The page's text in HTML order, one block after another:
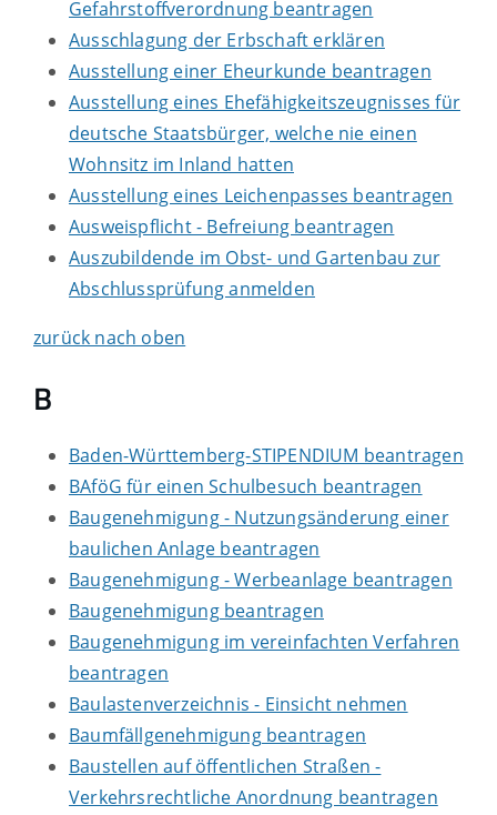
Gefahrstoffverordnung beantragen
Ausschlagung der Erbschaft erklären
Ausstellung einer Eheurkunde beantragen
Ausstellung eines Ehefähigkeitszeugnisses für
deutsche Staatsbürger, welche nie einen
Wohnsitz im Inland hatten
Ausstellung eines Leichenpasses beantragen
Ausweispflicht - Befreiung beantragen
Auszubildende im Obst- und Gartenbau zur
Abschlussprüfung anmelden
zurück nach oben
B
Baden-Württemberg-STIPENDIUM beantragen
BAföG für einen Schulbesuch beantragen
Baugenehmigung - Nutzungsänderung einer
baulichen Anlage beantragen
Baugenehmigung - Werbeanlage beantragen
Baugenehmigung beantragen
Baugenehmigung im vereinfachten Verfahren
beantragen
Baulastenverzeichnis - Einsicht nehmen
Baumfällgenehmigung beantragen
Baustellen auf öffentlichen Straßen -
Verkehrsrechtliche Anordnung beantragen